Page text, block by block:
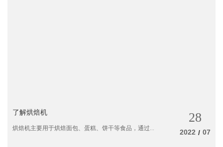
了解烘焙机
烘焙机主要用于烘焙面包、蛋糕、饼干等食品，通过
28
2022 / 07